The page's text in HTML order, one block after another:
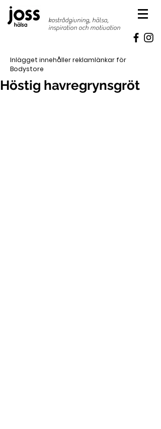
kostrådgivning, hälsa,
inspiration och motivation
Inlägget innehåller reklamlänkar för
Bodystore
Höstig havregrynsgröt